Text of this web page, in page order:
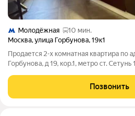
Молодёжная
10 мин.
Москва,улица Горбунова,19к1
Продается 2-х комнатная квартира по
Горбунова, д 19, кор.1, метро ст.
постройки 2004. Общая площадь 60 кв
20+18- комнаты
Позвонить